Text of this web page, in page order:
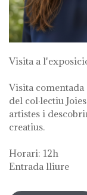
Visita a
Visita
del col·lectiu
artistes i
creatius.
Horari: 12h
Entrada lliure